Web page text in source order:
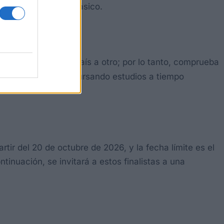
de piano clásico.
años o menos.
de un país a otro; por lo tanto, comprueba
de 2001 y estar cursando estudios a tiempo
del 20 de octubre de 2026, y la fecha límite es el
se invitará a estos finalistas a una